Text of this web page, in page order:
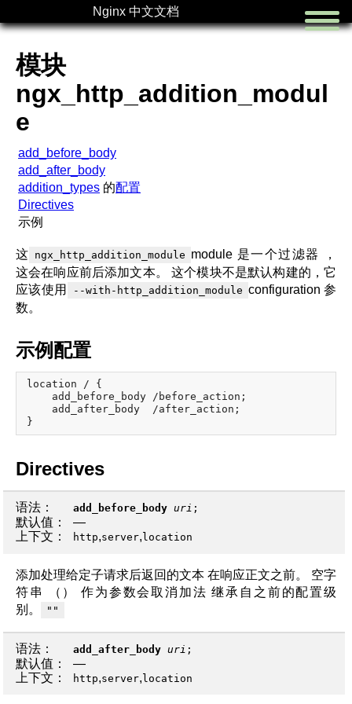
Nginx 中文文档
模块
ngx_http_addition_modul
e
add_before_body
add_after_body
addition_types 的配置
Directives
示例
这 ngx_http_addition_module module 是一个过滤器 ，
这会在响应前后添加文本。 这个模块不是默认构建的，它
应该使用
--with-http_addition_module configuration 参
数。
示例配置
location / {
    add_before_body /before_action;
    add_after_body  /after_action;
Directives
语法： add_before_body uri ;
默认值：
—
上下文：
http,server, location
添加处理给定子请求后返回的文本 在响应正文之前。 空字
符串 （） 作为参数会取消加法 继承自之前的配置级
别。
""
语法： add_after_body uri ;
默认值：
—
上下文：
http,server, location